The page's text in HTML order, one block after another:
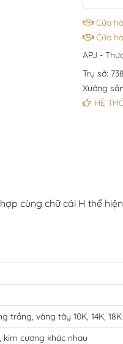
Cửa
Cửa
APJ -
Trụ sở:
Xưởng
HỆ
cùng chữ cái H thể
trắng, vàng tây 10K, 14K, 18K
kim cương khác nhau